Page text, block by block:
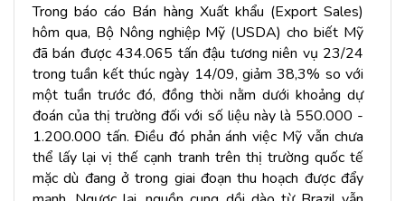
Trong báo cáo Bán hàng Xuất khẩu (Export Sales)
hôm qua, Bộ Nông nghiệp Mỹ (USDA) cho biết Mỹ
đã bán được 434.065 tấn đậu tương niên vụ 23/24
trong tuần kết thúc ngày 14/09, giảm 38,3% so với
một tuần trước đó, đồng thời nằm dưới khoảng dự
đoán của thị trường đối với số liệu này là 550.000 -
1.200.000 tấn. Điều đó phản ánh việc Mỹ vẫn chưa
thể lấy lại vị thế cạnh tranh trên thị trường quốc tế
mặc dù đang ở trong giai đoạn thu hoạch được đẩy